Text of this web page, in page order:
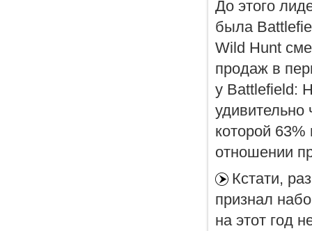
До этого
была
Wild Hunt
продаж в
у Battlefield:
которой
отношении
Кстати,
признал
на этот год